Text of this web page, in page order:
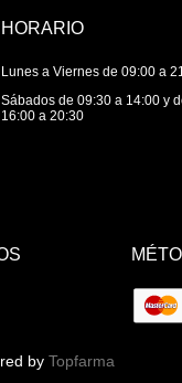
HORARIO
Lunes a Viernes de 09:00 a
Sábados de 09:30 a 14:00 y
16:00 a 20:30
by Topfarma